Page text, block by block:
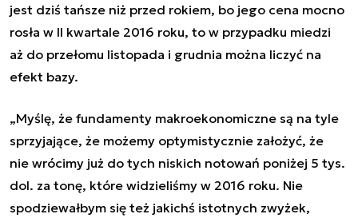
jest dziś tańsze niż przed rokiem, bo jego cena mocno
rosła w II kwartale 2016 roku, to w przypadku miedzi
aż do przełomu listopada i grudnia można liczyć na
efekt bazy.
„Myślę, że fundamenty makroekonomiczne są na tyle
sprzyjające, że możemy optymistycznie założyć, że
nie wrócimy już do tych niskich notowań poniżej 5 tys.
dol. za tonę, które widzieliśmy w 2016 roku. Nie
spodziewałbym się też jakichś istotnych zwyżek,